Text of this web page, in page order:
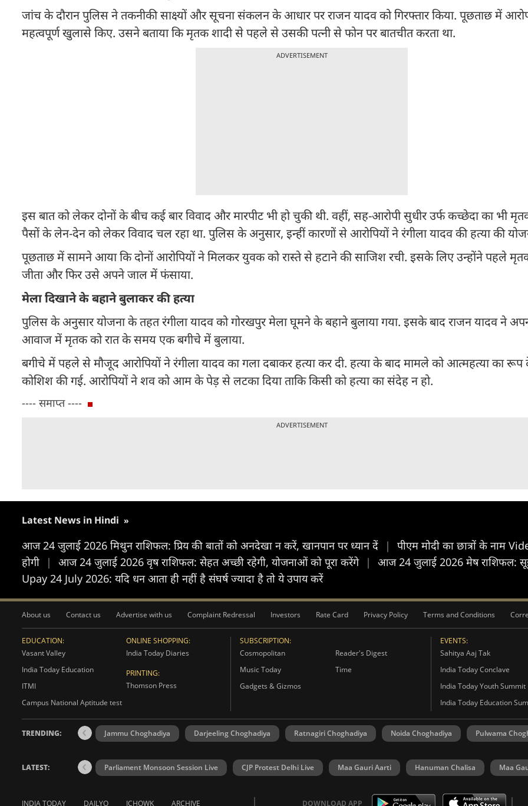
जांच के दौरान पुलिस ने तकनीकी साक्ष्यों और सूचना संकलन के आधार पर राजन यादव को गिरफ्तार किया. पूछताछ में
महत्वपूर्ण खुलासे किए. उसने बताया कि मृतक शादी से पहले से उसकी पत्नी से फोन पर बातचीत करता था.
ADVERTISEMENT
इस बात को लेकर दोनों के बीच कई बार विवाद और मारपीट भी हो चुकी थी. वहीं, सह-आरोपी सुधीर उर्फ कच्छेदा का भी
पैसों के लेन-देन को लेकर विवाद चल रहा था. पुलिस के अनुसार, इन्हीं कारणों से आरोपियों ने रंगीला यादव की हत्या की
पूछताछ में सामने आया कि दोनों आरोपियों ने मिलकर युवक को रास्ते से हटाने की साजिश रची. इसके लिए उन्होंने पहले
जीता और फिर उसे अपने जाल में फंसाया.
मेला दिखाने के बहाने बुलाकर की हत्या
पुलिस के अनुसार योजना के तहत रंगीला यादव को गोरखपुर मेला घूमने के बहाने बुलाया गया. इसके बाद राजन यादव ने
आवाज में मृतक को रात के समय एक बगीचे में बुलाया.
बगीचे में पहले से मौजूद आरोपियों ने रंगीला यादव का गला दबाकर हत्या कर दी. हत्या के बाद मामले को आत्महत्या का रूप
कोशिश की गई. आरोपियों ने शव को आम के पेड़ से लटका दिया ताकि किसी को हत्या का संदेह न हो.
---- समाप्त ----
ADVERTISEMENT
Latest News in Hindi »
आज 24 जुलाई 2026 मिथुन राशिफल: प्रिय की बातों को अनदेखा न करें, खानपान पर ध्यान दें |
पीएम मोदी का छात्रों के नाम
होगी
| आज 24 जुलाई 2026 वृष राशिफल: सेहत अच्छी रहेगी, योजनाओं को पूरा करेंगे | आज 24 जुलाई 2026 मेष राशिफल:
Upay 24 July 2026: यदि धन आता ही नहीं है संघर्ष ज्यादा है तो ये उपाय करें
About us Contact us Advertise with us Complaint Redressal Investors Rate Card Privacy Policy Terms and Conditions
EDUCATION:
Vasant Valley
India Today Education
ITMI
Campus National Aptitude test
ONLINE SHOPPING:
India Today Diaries
PRINTING:
Thomson Press
SUBSCRIPTION:
Cosmopolitan
Reader's Digest
Music Today
Time
Gadgets & Gizmos
EVENTS:
Sahitya Aaj Tak
India Today Conclave
India Today Youth Summit
India Today Education
TRENDING: Jammu Choghadiya Darjeeling Choghadiya Ratnagiri Choghadiya Noida Choghadiya Pulwama
LATEST: Parliament Monsoon Session Live CJP Protest Delhi Live Maa Gauri Aarti Hanuman Chalisa Maa
INDIA TODAY DAILYO ICHOWK ARCHIVE DOWNLOAD APP